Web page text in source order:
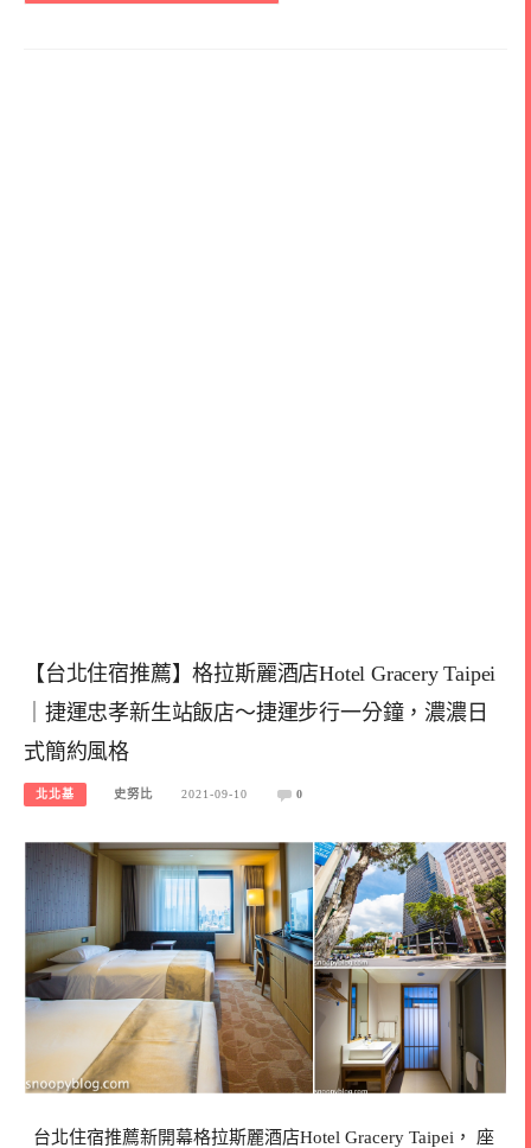
【台北住宿推薦】格拉斯麗酒店Hotel Gracery Taipei
｜捷運忠孝新生站飯店～捷運步行一分鐘，濃濃日
式簡約風格
北北基 史努比 2021-09-10 0
台北住宿推薦新開幕格拉斯麗酒店Hotel Gracery Taipei， 座